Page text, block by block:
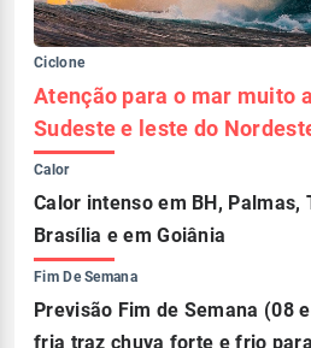
Ciclone
Atenção para o mar muito
Sudeste e leste do
Calor
Calor intenso em BH, Palmas,
Brasília e em Goiânia
Fim De Semana
Previsão Fim de Semana (08
fria traz chuva forte e frio